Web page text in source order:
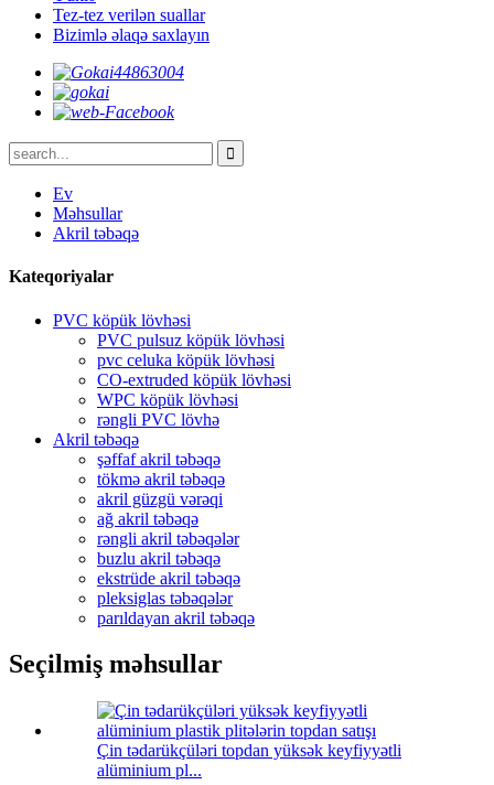
Tez-tez verilən suallar
Bizimlə əlaqə saxlayın
Ev
Məhsullar
Akril təbəqə
Kateqoriyalar
PVC köpük lövhəsi
PVC pulsuz köpük lövhəsi
pvc celuka köpük lövhəsi
CO-extruded köpük lövhəsi
WPC köpük lövhəsi
rəngli PVC lövhə
Akril təbəqə
şəffaf akril təbəqə
tökmə akril təbəqə
akril güzgü vərəqi
ağ akril təbəqə
rəngli akril təbəqələr
buzlu akril təbəqə
ekstrüde akril təbəqə
pleksiglas təbəqələr
parıldayan akril təbəqə
Seçilmiş məhsullar
Çin tədarükçüləri topdan yüksək keyfiyyətli
alüminium pl...